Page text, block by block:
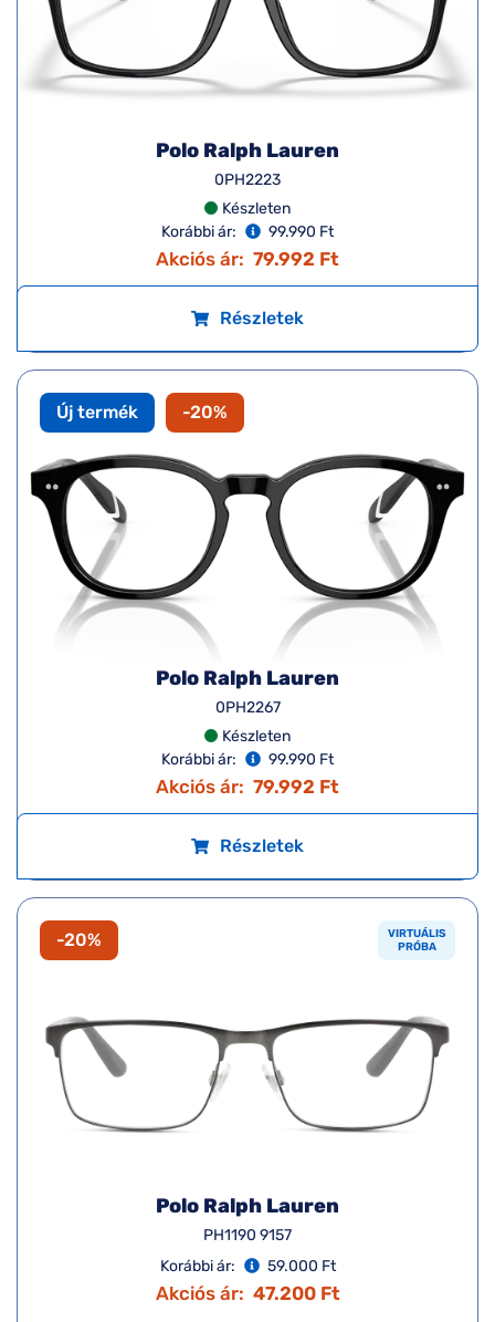
Polo Ralph Lauren
0PH2223
Készleten
Korábbi ár:
99.990 Ft
Akciós ár: 79.992 Ft
Részletek
Új termék -20%
Polo Ralph Lauren
0PH2267
Készleten
Korábbi ár:
99.990 Ft
Akciós ár: 79.992 Ft
Részletek
-20%
VIRTUÁLIS
PRÓBA
Polo Ralph Lauren
PH1190 9157
Korábbi ár:
59.000 Ft
Akciós ár: 47.200 Ft